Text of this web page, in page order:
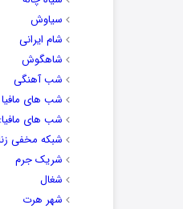
سیاوش
شام ایرانی
شاهگوش
شب آهنگی
شب های مافیا
شب های
شبکه مخفی
شریک جرم
شغال
شهر هرت